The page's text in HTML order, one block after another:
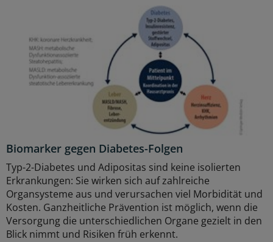
Biomarker gegen Diabetes-Folgen
Typ-2-Diabetes und Adipositas sind keine isolierten
Erkrankungen: Sie wirken sich auf zahlreiche
Organsysteme aus und verursachen viel Morbidität und
Kosten. Ganzheitliche Prävention ist möglich, wenn die
Versorgung die unterschiedlichen Organe gezielt in den
Blick nimmt und Risiken früh erkennt.